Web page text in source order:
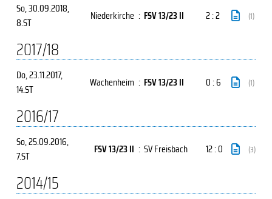
So, 30.09.2018,
8.ST
Niederkirche : FSV 13/23 II 2 : 2 (1)
2017/18
Do, 23.11.2017,
14.ST
Wachenheim : FSV 13/23 II 0 : 6 (1)
2016/17
So, 25.09.2016,
7.ST
FSV 13/23 II : SV Freisbach 12 : 0 (3)
2014/15